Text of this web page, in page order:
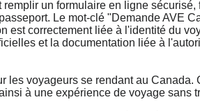
remplir un formulaire en ligne
Le mot-clé "Demande AVE
est correctement liée à l'identité du
et la documentation liée à
les voyageurs se rendant au
à une expérience de voyage sans